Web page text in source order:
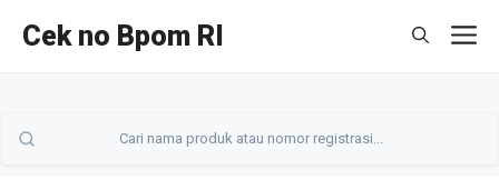
Cek no Bpom RI